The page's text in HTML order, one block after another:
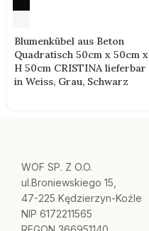
Blumenkübel aus Beton
Quadratisch 50cm x 50cm x
H 50cm CRISTINA lieferbar
in Weiss, Grau, Schwarz
WOF SP. Z O.O.
ul.Broniewskiego 15,
47-225 Kędzierzyn-Koźle
NIP 6172211565